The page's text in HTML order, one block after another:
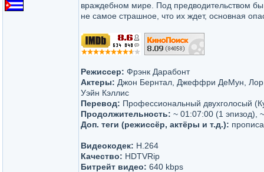
враждебном мире. Под предводительством
не самое страшное, что их ждет, основная
Режиссер: Фрэнк Дарабонт
Актеры: Джон Бернтал, Джеффри ДеМун,
Уэйн Кэллис
Перевод: Профессиональный двухголосый
Продолжительность: ~ 01:07:00 (1 эпизод),
Доп. теги (режиссёр, актёры и т.д.):
Видеокодек: H.264
Качество: HDTVRip
Битрейт видео: 640 kbps